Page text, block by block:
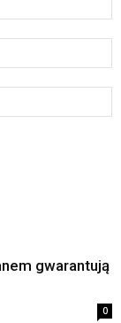
gwarantują
0